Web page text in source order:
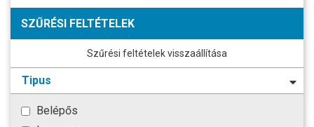
SZŰRÉSI FELTÉTELEK
Szűrési feltételek visszaállítása
Tipus
Belépős